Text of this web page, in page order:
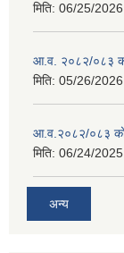
मिति: 06/25/
आ.व. २०८२/०८३ को
मिति: 05/26/
आ.व.२०८२/०८३ को
मिति: 06/24/
अन्य